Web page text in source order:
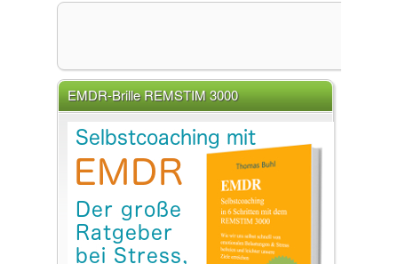
EMDR-Brille REMSTIM 3000